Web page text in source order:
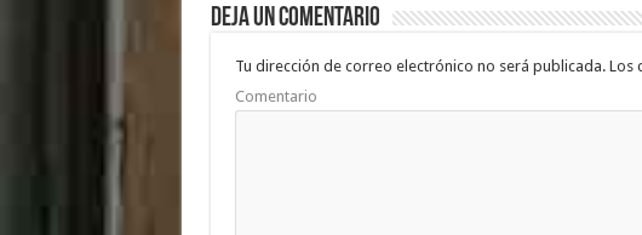
o
o
k
p
p
ar
ti
r
Deja un comentario
Tu dirección de correo electrónico no será publicada.Los
Comentario